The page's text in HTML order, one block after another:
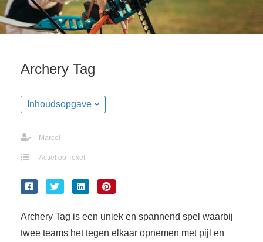
Archery Tag
Inhoudsopgave
Marcel
Actief op Texel
Archery Tag is een uniek en spannend spel waarbij
twee teams het tegen elkaar opnemen met pijl en